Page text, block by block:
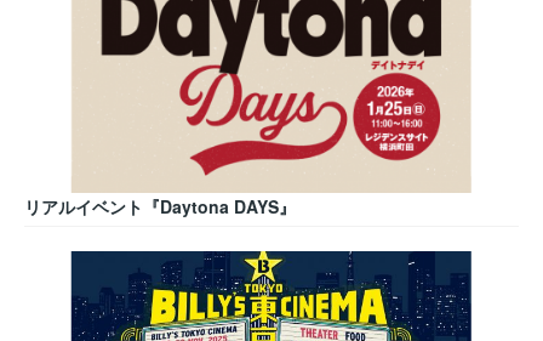
リアルイベント『Daytona DAYS』